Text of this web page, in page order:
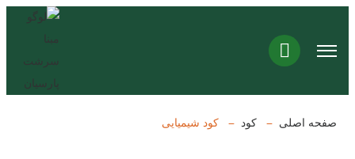
صفحه اصلی کود کود شیمیایی